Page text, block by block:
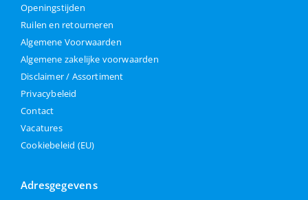
Openingstijden
Ruilen en retourneren
Algemene Voorwaarden
Algemene zakelijke voorwaarden
Disclaimer / Assortiment
Privacybeleid
Contact
Vacatures
Cookiebeleid (EU)
Adresgegevens